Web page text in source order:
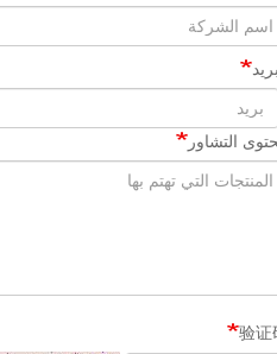
بريد
التشاور
验证